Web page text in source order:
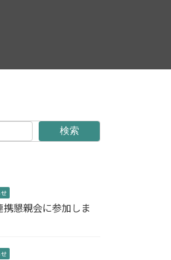
検索
懇親会に参加しま